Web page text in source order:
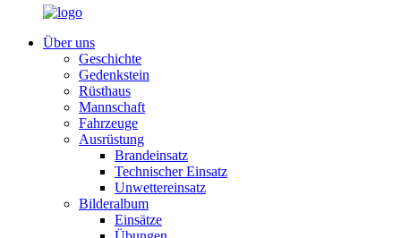
Über uns
Geschichte
Gedenkstein
Rüsthaus
Mannschaft
Fahrzeuge
Ausrüstung
Brandeinsatz
Technischer Einsatz
Unwettereinsatz
Bilderalbum
Einsätze